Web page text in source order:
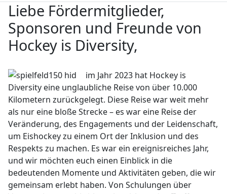
Liebe Fördermitglieder,
Sponsoren und Freunde von
Hockey is Diversity,
im Jahr 2023 hat Hockey is
Diversity eine unglaubliche Reise von über 10.000
Kilometern zurückgelegt. Diese Reise war weit mehr
als nur eine bloße Strecke – es war eine Reise der
Veränderung, des Engagements und der Leidenschaft,
um Eishockey zu einem Ort der Inklusion und des
Respekts zu machen. Es war ein ereignisreiches Jahr,
und wir möchten euch einen Einblick in die
bedeutenden Momente und Aktivitäten geben, die wir
gemeinsam erlebt haben. Von Schulungen über